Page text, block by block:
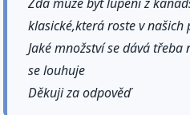
klasické,která roste v našich
Jaké množství se dává
se louhuje
Děkuji za odpověď